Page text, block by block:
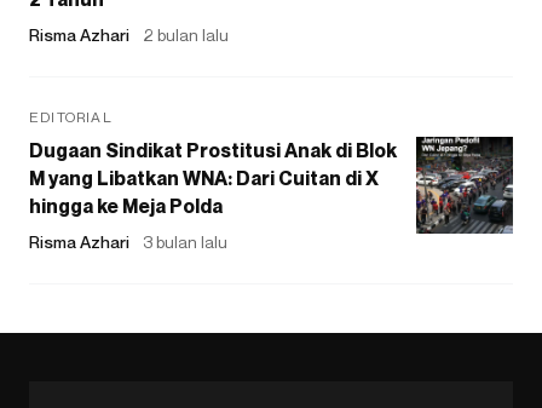
Risma Azhari 2 bulan lalu
EDITORIAL
Dugaan Sindikat Prostitusi Anak di Blok
M yang Libatkan WNA: Dari Cuitan di X
hingga ke Meja Polda
Risma Azhari 3 bulan lalu